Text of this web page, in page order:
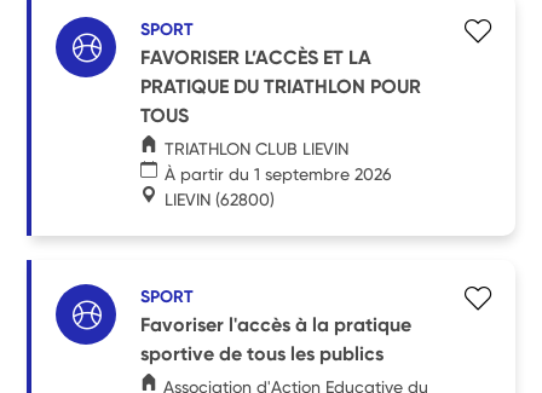
SPORT
FAVORISER L’ACCÈS ET LA
PRATIQUE DU TRIATHLON POUR
TOUS
TRIATHLON CLUB LIEVIN
À partir du 1 septembre 2026
LIEVIN (62800)
SPORT
Favoriser l'accès à la pratique
sportive de tous les publics
Association d'Action Educative du